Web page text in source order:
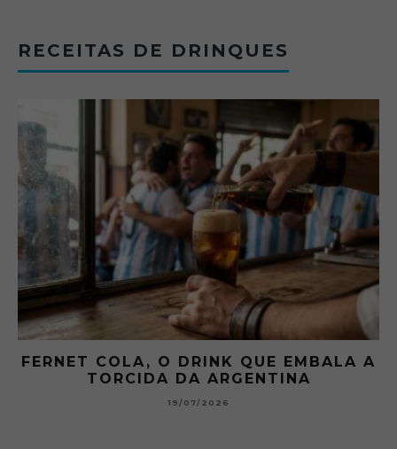
RECEITAS DE DRINQUES
FERNET COLA, O DRINK QUE EMBALA A
TORCIDA DA ARGENTINA
19/07/2026